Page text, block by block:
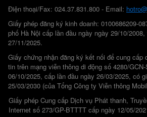
Điện thoại/Fax: 024.37.831.800 - Email:
Giấy phép đăng ký kinh doanh: 0100686209-
phố Hà Nội cấp lần đầu ngày ngày 29/10/
27/11/2025.
Giấy chứng nhận đăng ký kết nối để cung cấp
tin trên mạng viễn thông di động số 4280/
06/10/2025, cấp lần đầu ngày 26/03/2025, có
25/03/2030 (của Tổng Công ty Viễn thông
Giấy phép Cung cấp Dịch vụ Phát thanh,
Internet số 273/GP-BTTTT cấp ngày 12/05/